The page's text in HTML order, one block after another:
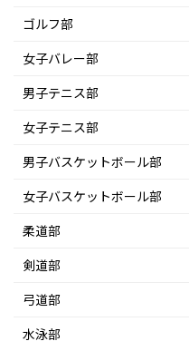
ゴルフ部
女子バレー部
男子テニス部
女子テニス部
男子バスケットボール部
女子バスケットボール部
柔道部
剣道部
弓道部
水泳部